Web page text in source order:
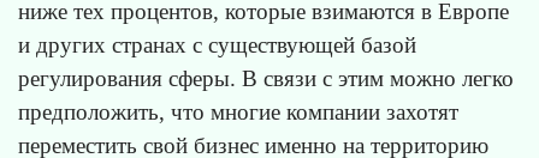
ниже тех процентов, которые взимаются в Европе
и других странах с существующей базой
регулирования сферы. В связи с этим можно легко
предположить, что многие компании захотят
переместить свой бизнес именно на территорию